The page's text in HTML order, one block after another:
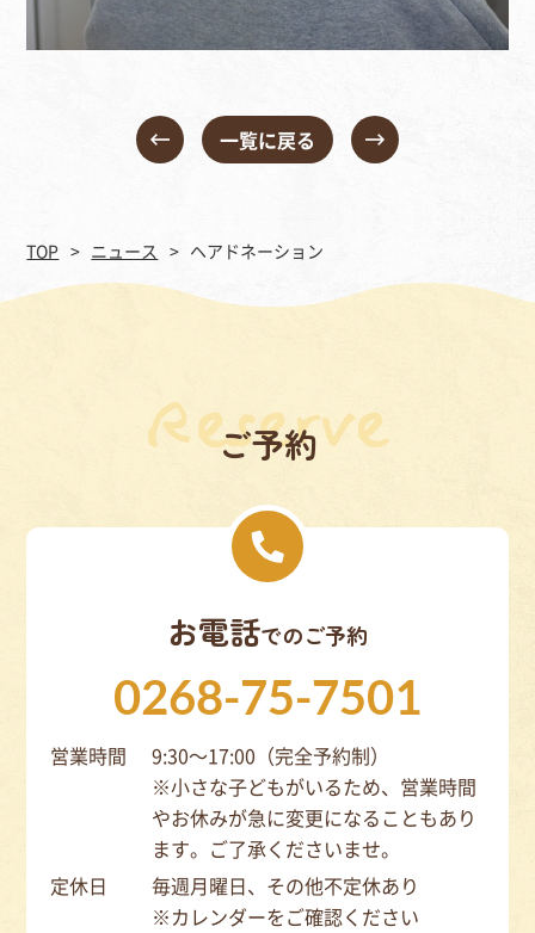
一覧に戻る
TOP ニュース ヘアドネーション
ご予約
お電話でのご予約
0268-75-7501
営業時間
9:30～17:00（完全予約制）
※小さな子どもがいるため、営業時間
やお休みが急に変更になることもあり
ます。ご了承くださいませ。
定休日
毎週月曜日、その他不定休あり
※カレンダーをご確認ください